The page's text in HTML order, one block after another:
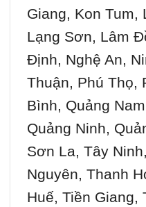
Giang, Kon Tum,
Lạng Sơn, Lâm
Định, Nghệ An,
Thuận, Phú Thọ,
Bình, Quảng
Quảng Ninh,
Sơn La, Tây
Nguyên, Thanh
Huế, Tiền Giang,